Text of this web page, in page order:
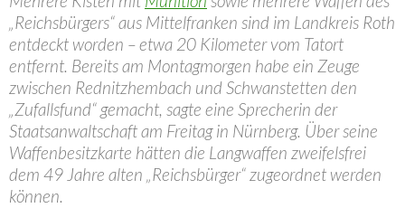
„Reichsbürgers“ aus Mittelfranken sind im Landkreis Roth
entdeckt worden – etwa 20 Kilometer vom Tatort
entfernt. Bereits am Montagmorgen habe ein Zeuge
zwischen Rednitzhembach und Schwanstetten den
„Zufallsfund“ gemacht, sagte eine Sprecherin der
Staatsanwaltschaft am Freitag in Nürnberg. Über seine
Waffenbesitzkarte hätten die Langwaffen zweifelsfrei
dem 49 Jahre alten „Reichsbürger“ zugeordnet werden
können.